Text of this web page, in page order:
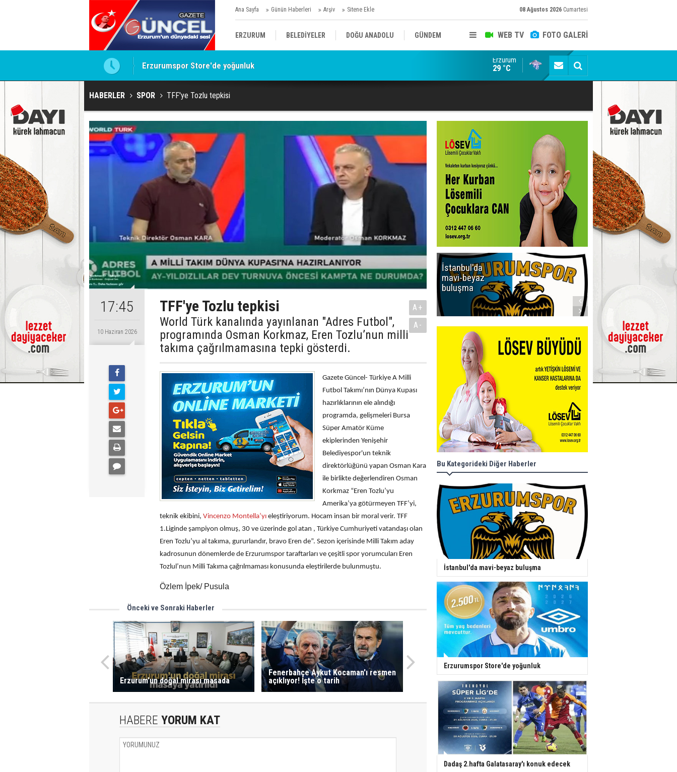
Ana Sayfa Günün Haberleri Arşiv Sitene Ekle 08 Ağustos 2026 Cumartesi
WEB TV FOTO GALERİ
ERZURUM BELEDİYELER DOĞU ANADOLU GÜNDEM
SİYASET
Erzurumspor Store'de yoğunluk Adalet Bakanı Gürlek'ten Demirtaş iddiasına
Erzurum
29 °C
HABERLER SPOR TFF'ye Tozlu tepkisi
17:45
10 Haziran 2026
TFF'ye Tozlu tepkisi
World Türk kanalında yayınlanan "Adres Futbol",
programında Osman Korkmaz, Eren Tozlu’nun milli
takıma çağrılmamasına tepki gösterdi.
A+
A-
Gazete Güncel- Türkiye A Milli
Futbol Takımı’nın Dünya Kupası
hazırlıklarının ele alındığı
programda, gelişmeleri Bursa
Süper Amatör Küme
ekiplerinden Yenişehir
Belediyespor'un teknik
direktörlüğünü yapan Osman Kara
ile birlikte değerlendiren Osman
Korkmaz “Eren Tozlu’yu
Amerika’ya götürmeyen TFF’yi,
teknik ekibini, Vincenzo Montella’yı eleştiriyorum. Hocam insan bir moral verir. TFF
1.Liginde şampiyon olmuş, 30 ve üzerinde gol atan , Türkiye Cumhuriyeti vatandaşı olan
Eren Tozlu’yu al takıma, gururlandır, bravo Eren de”. Sezon içerisinde Milli Takım aday
kadrosunun dönemlerde de Erzurumspor taraftarları ve çeşitli spor yorumcuları Eren
Tozlul’nun Milli Takıma çağrılmaması konusunda eleştirilerde bulunmuştu.
Özlem İpek/ Pusula
Önceki ve Sonraki Haberler
Erzurum'un doğal mirası masada
Fenerbahçe Aykut Kocaman'ı resmen
açıklıyor! İşte o tarih
HABERE YORUM KAT
İstanbul'da
mavi-beyaz
buluşma
yoğunluk
Bu Kategorideki Diğer Haberler
İstanbul'da mavi-beyaz buluşma
Erzurumspor Store'de yoğunluk
Dadaş 2.hafta Galatasaray'ı konuk edecek